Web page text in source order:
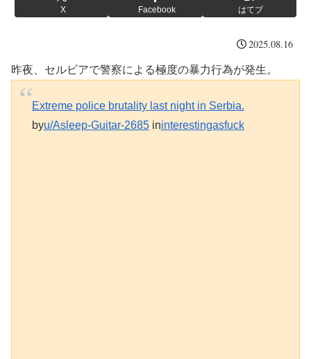
X Facebook はてブ
2025.08.16
昨夜、セルビアで警察による極度の暴力行為が発生。
Extreme police brutality last night in Serbia.
byu/Asleep-Guitar-2685ininterestingasfuck